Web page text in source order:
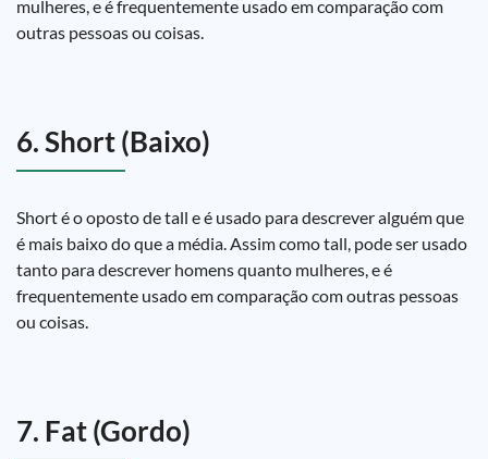
mulheres, e é frequentemente usado em comparação com
outras pessoas ou coisas.
6. Short (Baixo)
Short é o oposto de tall e é usado para descrever alguém que
é mais baixo do que a média. Assim como tall, pode ser usado
tanto para descrever homens quanto mulheres, e é
frequentemente usado em comparação com outras pessoas
ou coisas.
7. Fat (Gordo)